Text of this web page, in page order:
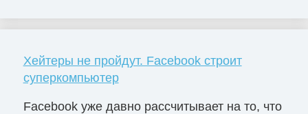
Хейтеры не пройдут. Facebook строит
суперкомпьютер
Facebook уже давно рассчитывает на то, что